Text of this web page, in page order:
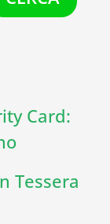
Card:
Tessera